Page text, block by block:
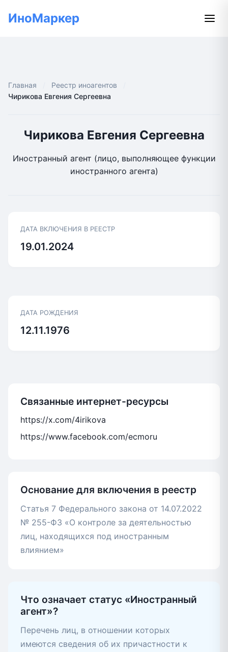
ИноМаркер
Главная
Реестр иноагентов
Чирикова Евгения Сергеевна
Чирикова Евгения Сергеевна
Иностранный агент (лицо, выполняющее функции
иностранного агента)
ДАТА ВКЛЮЧЕНИЯ В РЕЕСТР
19.01.2024
ДАТА РОЖДЕНИЯ
12.11.1976
Связанные интернет-ресурсы
https://x.com/4irikova
https://www.facebook.com/ecmoru
Основание для включения в реестр
Статья 7 Федерального закона от 14.07.2022
№ 255-ФЗ «О контроле за деятельностью
лиц, находящихся под иностранным
влиянием»
Что означает статус «Иностранный
агент»?
Перечень лиц, в отношении которых
имеются сведения об их причастности к